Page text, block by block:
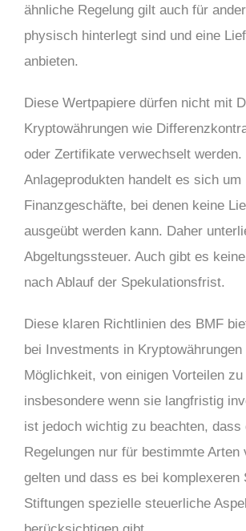
ähnliche Regelung gilt auch für
physisch hinterlegt sind und eine
anbieten.
Diese Wertpapiere dürfen nicht mit
Kryptowährungen wie
oder Zertifikate verwechselt werden.
Anlageprodukten handelt es sich um
Finanzgeschäfte, bei denen keine
ausgeübt werden kann. Daher
Abgeltungssteuer. Auch gibt es
nach Ablauf der Spekulationsfrist.
Diese klaren Richtlinien des BMF
bei Investments in Kryptowährungen
Möglichkeit, von einigen Vorteilen
insbesondere wenn sie langfristig
ist jedoch wichtig zu beachten, dass
Regelungen nur für bestimmte Arten
gelten und dass es bei komplexeren
Stiftungen spezielle steuerliche